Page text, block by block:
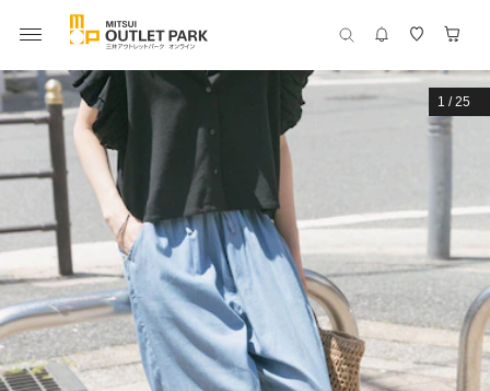
1 /25